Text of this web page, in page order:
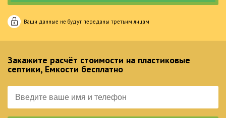
Ваши данные не будут переданы третьим лицам
Закажите расчёт стоимости на пластиковые
септики, Емкости бесплатно